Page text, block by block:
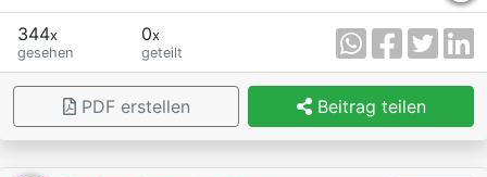
gebracht. Am Motorrad entstand erheblicher
Sachschaden.
344x
gesehen
0x
geteilt
PDF erstellen Beitrag teilen